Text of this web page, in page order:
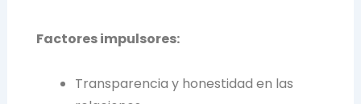
Factores impulsores:
Transparencia y honestidad en las